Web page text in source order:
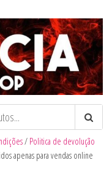
/ Politica de devolução
apenas para vendas online